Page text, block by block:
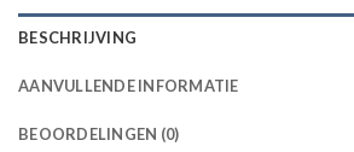
BESCHRIJVING
AANVULLENDE INFORMATIE
BEOORDELINGEN (0)